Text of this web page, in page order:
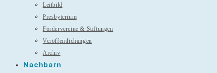
Leitbild
Presbyterium
Fördervereine & Stiftungen
Veröffentlichungen
Archiv
Nachbarn